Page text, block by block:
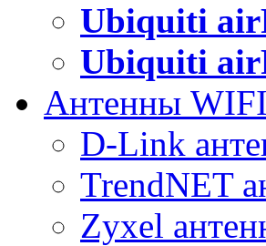
Ubiquiti
Ubiquiti
Антенны WIFI
D-Link
TrendNET
Zyxel